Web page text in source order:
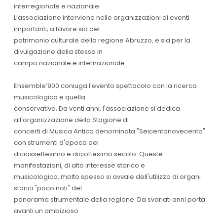
interregionale e nazionale.
L’associazione interviene nelle organizzazioni di eventi
importanti, a favore sia del
patrimonio culturale della regione Abruzzo, e sia per la
divulgazione della stessa in
campo nazionale e internazionale.
Ensemble’900 coniuga l'evento spettacolo con la ricerca
musicologica e quella
conservativa. Da venti anni, l'associazione si dedica
all'organizzazione della Stagione di
concerti di Musica Antica denominata "Seicentonovecento"
con strumenti d'epoca del
diciassettesimo e diciottesimo secolo. Queste
manifestazioni, di alto interesse storico e
musicologico, molto spesso si avvale dell'utilizzo di organi
storici "poco noti" del
panorama strumentale della regione. Da svariati anni porta
avanti un ambizioso